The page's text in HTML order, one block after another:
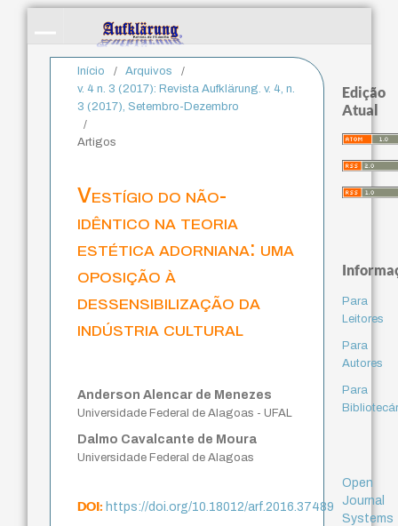
Início / Arquivos
/
v. 4 n. 3 (2017): Revista Aufklärung. v. 4, n.
3 (2017), Setembro-Dezembro
/
Artigos
Vestígio do não-
idêntico na teoria
estética adorniana: uma
oposição à
dessensibilização da
indústria cultural
Anderson Alencar de Menezes
Universidade Federal de Alagoas - UFAL
Dalmo Cavalcante de Moura
Universidade Federal de Alagoas
DOI:https://doi.org/10.18012/arf.2016.37489
Edição
Atual
Para
Leitores
Para
Autores
Para
Open
Journal
Systems